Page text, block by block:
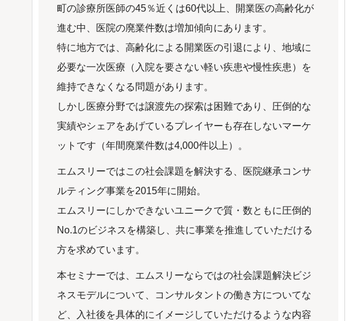
町の診療所医師の45％近くは60代以上、開業医の高齢化が
進む中、医院の廃業件数は増加傾向にあります。
特に地方では、高齢化による開業医の引退により、地域に
必要な一次医療（入院を要さない軽い疾患や慢性疾患）を
維持できなくなる問題があります。
しかし医療分野では譲渡先の探索は困難であり、圧倒的な
実績やシェアをあげているプレイヤーも存在しないマーケ
ットです（年間廃業件数は4,000件以上）。
エムスリーではこの社会課題を解決する、医院継承コンサ
ルティング事業を2015年に開始。
エムスリーにしかできないユニークで質・数ともに圧倒的
No.1のビジネスを構築し、共に事業を推進していただける
方を求めています。
本セミナーでは、エムスリーならではの社会課題解決ビジ
ネスモデルについて、コンサルタントの働き方についてな
ど、入社後を具体的にイメージしていただけるような内容